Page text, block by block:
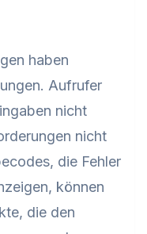
haben
Aufrufer
nicht
nicht
die Fehler
können
die den